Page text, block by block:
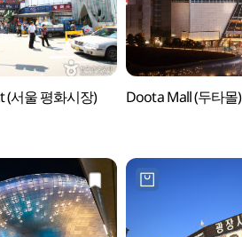
서울 평화시장) Doota Mall (두타몰)